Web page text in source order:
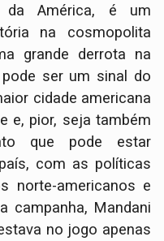
da América, é um
na cosmopolita
grande derrota na
ser um sinal do
cidade americana
e, pior, seja também
que pode estar
com as políticas
norte-americanos e
campanha, Mandani
no jogo apenas